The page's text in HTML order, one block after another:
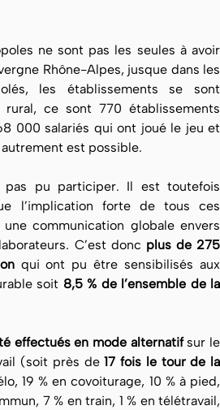
ne sont pas les seules à avoir
Rhône-Alpes, jusque dans les
les établissements se sont
ce sont 770 établissements
000 salariés qui ont joué le jeu et
est possible.
pas pu participer. Il est toutefois
l’implication forte de tous ces
communication globale envers
C’est donc plus de 275
qui ont pu être sensibilisés aux
soit 8,5 % de l’ensemble de la
effectués en mode alternatif sur le
(soit près de17 fois le tour de la
19 % en covoiturage, 10 % à pied,
7 % en train, 1 % en télétravail,